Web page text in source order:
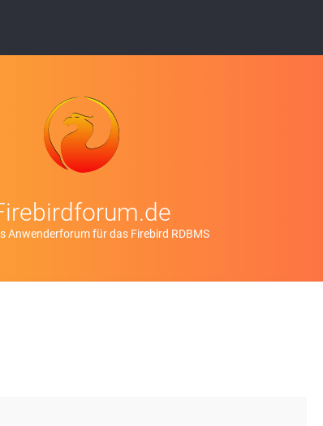
Anwenderforum für das Firebird RDBMS